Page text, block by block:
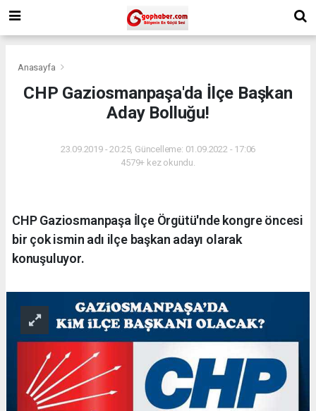
Anasayfa
CHP Gaziosmanpaşa'da İlçe Başkan
Aday Bolluğu!
23.09.2019 - 20:25, Güncelleme: 01.09.2022 - 17:06
4579+ kez okundu.
CHP Gaziosmanpaşa İlçe Örgütü'nde kongre öncesi
bir çok ismin adı ilçe başkan adayı olarak
konuşuluyor.